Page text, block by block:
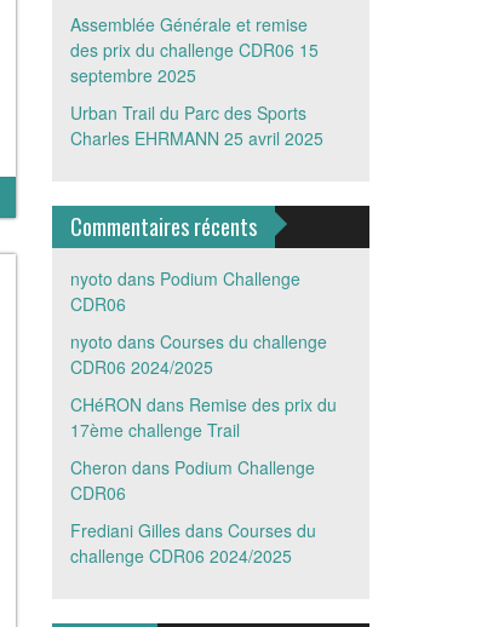
Assemblée Générale et remise
des prix du challenge CDR06 15
septembre 2025
Urban Trail du Parc des Sports
Charles EHRMANN 25 avril 2025
Commentaires récents
nyoto dans Podium Challenge
CDR06
nyoto dans Courses du challenge
CDR06 2024/2025
CHéRON dans Remise des prix du
17ème challenge Trail
Cheron dans Podium Challenge
CDR06
Frediani Gillesdans Courses du
challenge CDR06 2024/2025